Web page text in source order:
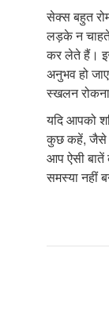
सेक्स बहुत
लड़के न
कर लेते हैं।
अनुभव हो
स्खलन
यदि आपको
कुछ कहें, जैसे
आप ऐसी बातें
समस्या नहीं